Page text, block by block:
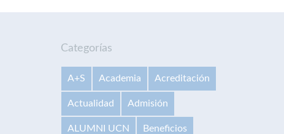
Categorías
A+S Academia Acreditación
Actualidad Admisión
ALUMNI UCN Beneficios